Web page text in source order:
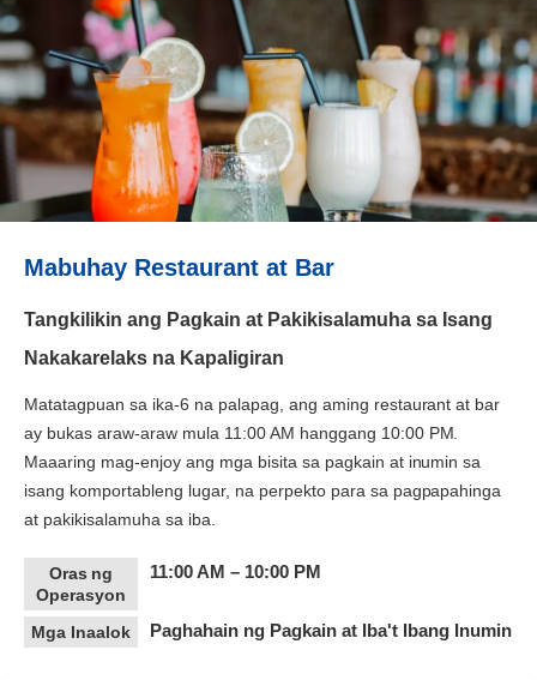
Mabuhay Restaurant at Bar
Tangkilikin ang Pagkain at Pakikisalamuha sa Isang
Nakakarelaks na Kapaligiran
Matatagpuan sa ika-6 na palapag, ang aming restaurant at bar
ay bukas araw-araw mula 11:00 AM hanggang 10:00 PM.
Maaaring mag-enjoy ang mga bisita sa pagkain at inumin sa
isang komportableng lugar, na perpekto para sa pagpapahinga
at pakikisalamuha sa iba.
Oras ng
Operasyon
11:00 AM – 10:00 PM
Mga Inaalok Paghahain ng Pagkain at Iba't Ibang Inumin